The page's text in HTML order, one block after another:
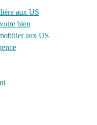
aux US
bien
aux US